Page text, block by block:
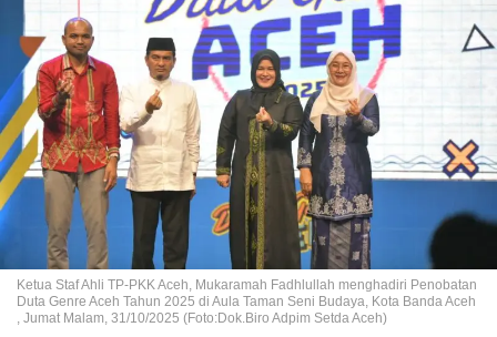
Ketua Staf Ahli TP-PKK Aceh, Mukaramah Fadhlullah menghadiri Penobatan
Duta Genre Aceh Tahun 2025 di Aula Taman Seni Budaya, Kota Banda Aceh
, Jumat Malam, 31/10/2025 (Foto:Dok.Biro Adpim Setda Aceh)